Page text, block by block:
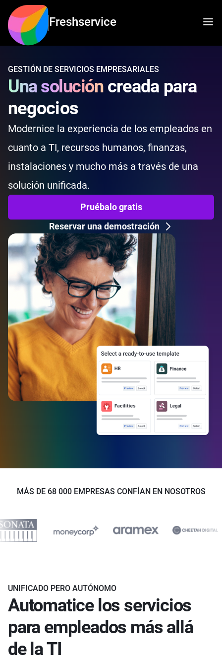
Freshservice
GESTIÓN DE SERVICIOS EMPRESARIALES
Una solucióncreada para
negocios
Modernice la experiencia de los empleados en
cuanto a TI, recursos humanos, finanzas,
instalaciones y mucho más a través de una
solución unificada.
Pruébalo gratis
Reservar una demostración
MÁS DE 68 000 EMPRESAS CONFÍAN EN NOSOTROS
UNIFICADO PERO AUTÓNOMO
Automatice los servicios
para empleados más allá
de la TI